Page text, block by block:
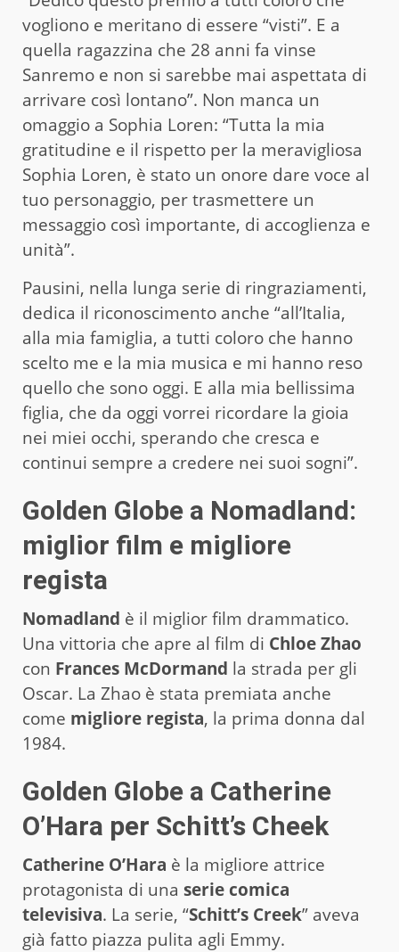
vogliono e meritano di essere “visti”. E a
quella ragazzina che 28 anni fa vinse
Sanremo e non si sarebbe mai aspettata di
arrivare così lontano”. Non manca un
omaggio a Sophia Loren: “Tutta la mia
gratitudine e il rispetto per la meravigliosa
Sophia Loren, è stato un onore dare voce al
tuo personaggio, per trasmettere un
messaggio così importante, di accoglienza e
unità”.
Pausini, nella lunga serie di ringraziamenti,
dedica il riconoscimento anche “all’Italia,
alla mia famiglia, a tutti coloro che hanno
scelto me e la mia musica e mi hanno reso
quello che sono oggi. E alla mia bellissima
figlia, che da oggi vorrei ricordare la gioia
nei miei occhi, sperando che cresca e
continui sempre a credere nei suoi sogni”.
Golden Globe a Nomadland:
miglior film e migliore
regista
Nomadland è il miglior film drammatico.
Una vittoria che apre al film di Chloe Zhao
con Frances McDormand la strada per gli
Oscar. La Zhao è stata premiata anche
come migliore regista, la prima donna dal
1984.
Golden Globe a Catherine
O’Hara per Schitt’s Cheek
Catherine O’Hara è la migliore attrice
protagonista di una serie comica
televisiva. La serie, “Schitt’s Creek” aveva
già fatto piazza pulita agli Emmy.